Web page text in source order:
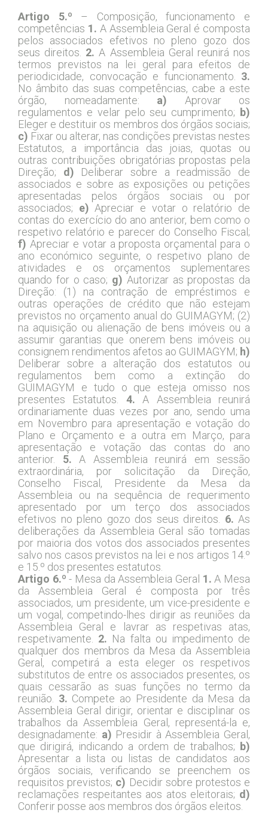
Artigo 5.º – Composição, funcionamento e
competências 1. A Assembleia Geral é composta
pelos associados efetivos no pleno gozo dos
seus direitos. 2. A Assembleia Geral reunirá nos
termos previstos na lei geral para efeitos de
periodicidade, convocação e funcionamento. 3.
No âmbito das suas competências, cabe a este
órgão, nomeadamente: a) Aprovar os
regulamentos e velar pelo seu cumprimento; b)
Eleger e destituir os membros dos órgãos sociais;
c) Fixar ou alterar, nas condições previstas nestes
Estatutos, a importância das joias, quotas ou
outras contribuições obrigatórias propostas pela
Direção; d) Deliberar sobre a readmissão de
associados e sobre as exposições ou petições
apresentadas pelos órgãos sociais ou por
associados; e) Apreciar e votar o relatório de
contas do exercício do ano anterior, bem como o
respetivo relatório e parecer do Conselho Fiscal;
f) Apreciar e votar a proposta orçamental para o
ano económico seguinte, o respetivo plano de
atividades e os orçamentos suplementares
quando for o caso; g) Autorizar as propostas da
Direção: (1) na contração de empréstimos e
outras operações de crédito que não estejam
previstos no orçamento anual do GUIMAGYM; (2)
na aquisição ou alienação de bens imóveis ou a
assumir garantias que onerem bens imóveis ou
consignem rendimentos afetos ao GUIMAGYM; h)
Deliberar sobre a alteração dos estatutos ou
regulamentos bem como a extinção do
GUIMAGYM e tudo o que esteja omisso nos
presentes Estatutos. 4. A Assembleia reunirá
ordinariamente duas vezes por ano, sendo uma
em Novembro para apresentação e votação do
Plano e Orçamento e a outra em Março, para
apresentação e votação das contas do ano
anterior. 5. A Assembleia reunirá em sessão
extraordinária, por solicitação da Direção,
Conselho Fiscal, Presidente da Mesa da
Assembleia ou na sequência de requerimento
apresentado por um terço dos associados
efetivos no pleno gozo dos seus direitos. 6. As
deliberações da Assembleia Geral são tomadas
por maioria dos votos dos associados presentes
salvo nos casos previstos na lei e nos artigos 14.º
e 15.º dos presentes estatutos.
Artigo 6.º - Mesa da Assembleia Geral 1. A Mesa
da Assembleia Geral é composta por três
associados, um presidente, um vice-presidente e
um vogal, competindo-lhes dirigir as reuniões da
Assembleia Geral e lavrar as respetivas atas,
respetivamente. 2. Na falta ou impedimento de
qualquer dos membros da Mesa da Assembleia
Geral, competirá a esta eleger os respetivos
substitutos de entre os associados presentes, os
quais cessarão as suas funções no termo da
reunião. 3. Compete ao Presidente da Mesa da
Assembleia Geral dirigir, orientar e disciplinar os
trabalhos da Assembleia Geral, representá-la e,
designadamente: a) Presidir à Assembleia Geral,
que dirigirá, indicando a ordem de trabalhos; b)
Apresentar a lista ou listas de candidatos aos
órgãos sociais, verificando se preenchem os
requisitos previstos; c) Decidir sobre protestos e
reclamações respeitantes aos atos eleitorais; d)
Conferir posse aos membros dos órgãos eleitos.